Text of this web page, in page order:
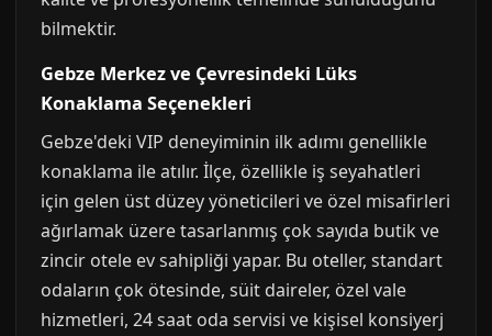
bilmektir.
Gebze Merkez ve Çevresindeki Lüks
Konaklama Seçenekleri
Gebze'deki VIP deneyiminin ilk adımı genellikle
konaklama ile atılır. İlçe, özellikle iş seyahatleri
için gelen üst düzey yöneticileri ve özel misafirleri
ağırlamak üzere tasarlanmış çok sayıda butik ve
zincir otele ev sahipliği yapar. Bu oteller, standart
odaların çok ötesinde, süit daireler, özel vale
hizmetleri, 24 saat oda servisi ve kişisel konsiyerj